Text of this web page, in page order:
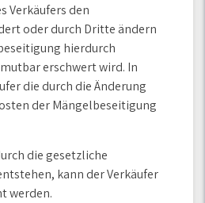
Verkäufers den
oder durch Dritte ändern
hierdurch
erschwert wird. In
die durch die Änderung
der Mängelbeseitigung
die gesetzliche
kann der Verkäufer
werden.